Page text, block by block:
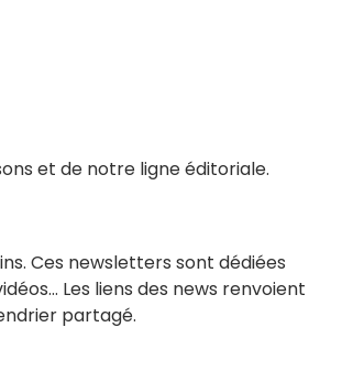
et de notre ligne éditoriale.
Ces newsletters sont dédiées
Les liens des news renvoient
partagé.